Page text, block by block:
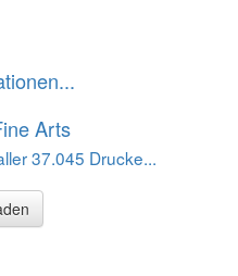
Arts
37.045 Drucke...